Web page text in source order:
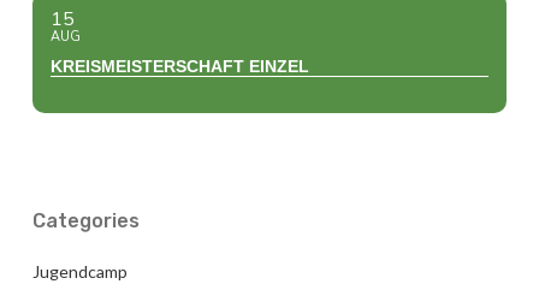
15
AUG
KREISMEISTERSCHAFT EINZEL
Categories
Jugendcamp